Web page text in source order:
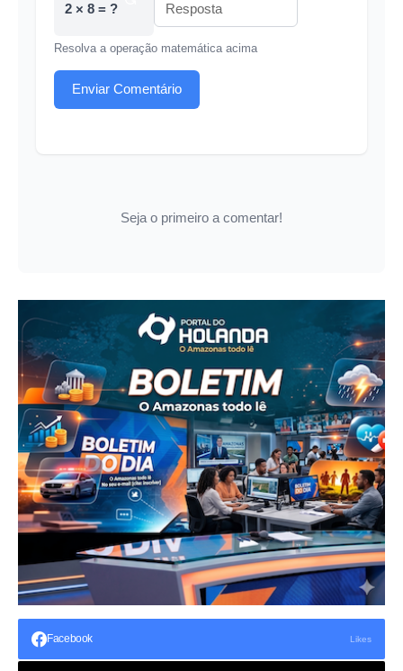
2 × 8 = ?
Resolva a operação matemática acima
Enviar Comentário
Seja o primeiro a comentar!
Facebook Likes